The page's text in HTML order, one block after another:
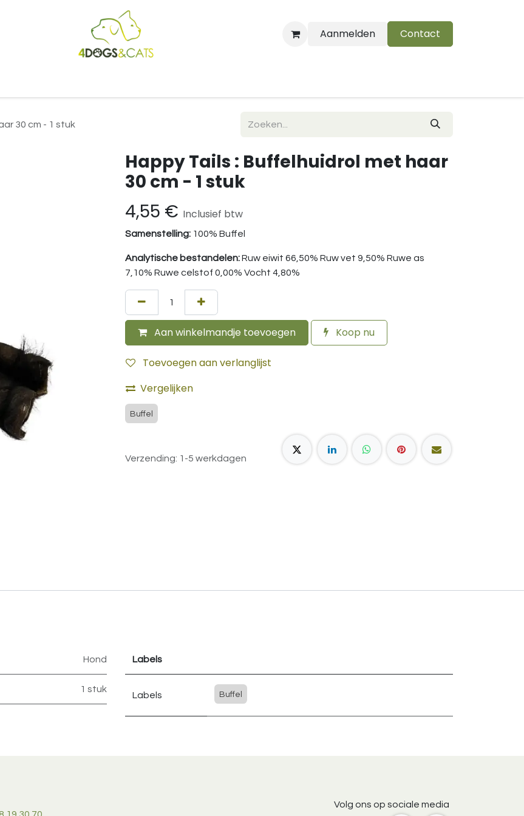
Aanmelden
Contact
30 cm - 1 stuk
Happy Tails : Buffelhuidrol met haar
30 cm - 1 stuk
4,55 € Inclusief btw
Samenstelling: 100% Buffel
Analytische bestandelen:Ruw eiwit 66,50% Ruw vet 9,50% Ruwe as
7,10% Ruwe celstof 0,00% Vocht 4,80%
Aan winkelmandje toevoegen Koop nu
Toevoegen aan verlanglijst
Vergelijken
Buffel
Verzending: 1-5 werkdagen
Hond
1 stuk
Labels
Labels Buffel
19 30 70
Volg ons op sociale media